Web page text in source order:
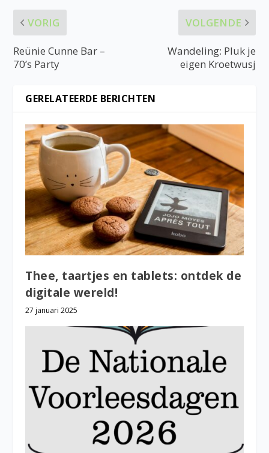
VORIG
Reünie Cunne Bar –
70’s Party
VOLGENDE
Wandeling: Pluk je
eigen Kroetwusj
GERELATEERDE BERICHTEN
Thee, taartjes en tablets: ontdek de
digitale wereld!
27 januari 2025